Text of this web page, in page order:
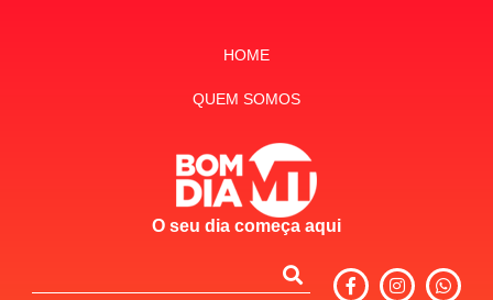
HOME
QUEM SOMOS
O seu dia começa aqui